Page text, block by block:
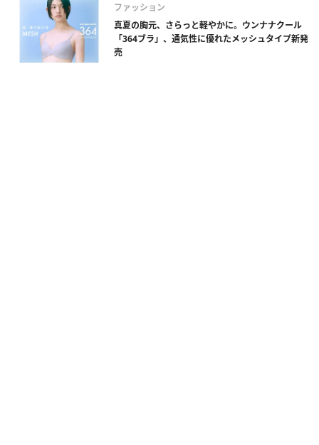
ファッション
真夏の胸元、さらっと軽やかに。ウンナナクール
「364ブラ」、通気性に優れたメッシュタイプ新発
売